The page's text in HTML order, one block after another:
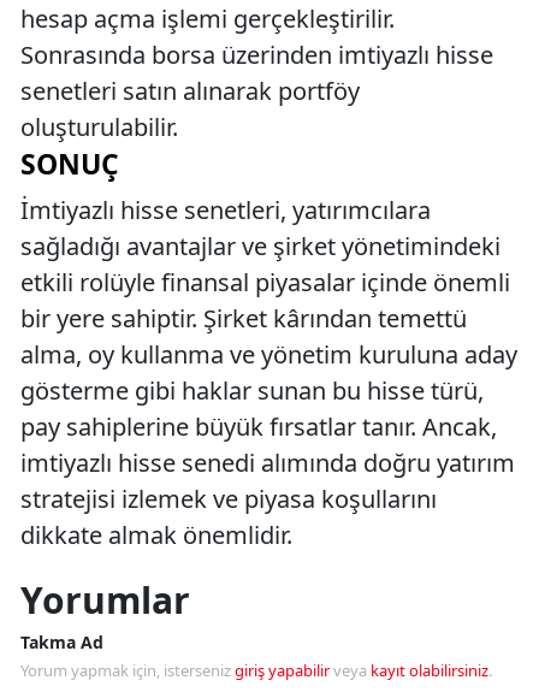
hesap açma işlemi gerçekleştirilir.
Sonrasında borsa üzerinden imtiyazlı hisse
senetleri satın alınarak portföy
oluşturulabilir.
SONUÇ
İmtiyazlı hisse senetleri, yatırımcılara
sağladığı avantajlar ve şirket yönetimindeki
etkili rolüyle finansal piyasalar içinde önemli
bir yere sahiptir. Şirket kârından temettü
alma, oy kullanma ve yönetim kuruluna aday
gösterme gibi haklar sunan bu hisse türü,
pay sahiplerine büyük fırsatlar tanır. Ancak,
imtiyazlı hisse senedi alımında doğru yatırım
stratejisi izlemek ve piyasa koşullarını
dikkate almak önemlidir.
Yorumlar
Takma Ad
Yorum yapmak için, istersenizgiriş yapabilirveya kayıt olabilirsiniz.